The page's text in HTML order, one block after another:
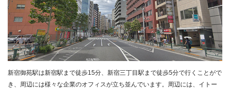
新宿御苑駅は新宿駅まで徒歩15分、新宿三丁目駅まで徒歩5分で行くことがで
き、周辺には様々な企業のオフィスが立ち並んでいます。周辺には、イトー